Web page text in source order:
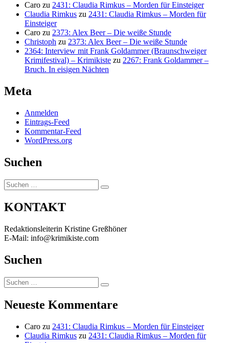
Caro zu 2431: Claudia Rimkus – Morden für Einsteiger
Claudia Rimkus zu 2431: Claudia Rimkus – Morden für
Einsteiger
Caro zu 2373: Alex Beer – Die weiße Stunde
Christoph zu 2373: Alex Beer – Die weiße Stunde
2364: Interview mit Frank Goldammer (Braunschweiger
Krimifestival) – Krimikiste zu 2267: Frank Goldammer –
Bruch. In eisigen Nächten
Meta
Anmelden
Eintrags-Feed
Kommentar-Feed
WordPress.org
Suchen
Suchen
nach:
Suchen
KONTAKT
Redaktionsleiterin Kristine Greßhöner
E-Mail: info@krimikiste.com
Suchen
Suchen
nach:
Suchen
Neueste Kommentare
Caro zu 2431: Claudia Rimkus – Morden für Einsteiger
Claudia Rimkus zu 2431: Claudia Rimkus – Morden für